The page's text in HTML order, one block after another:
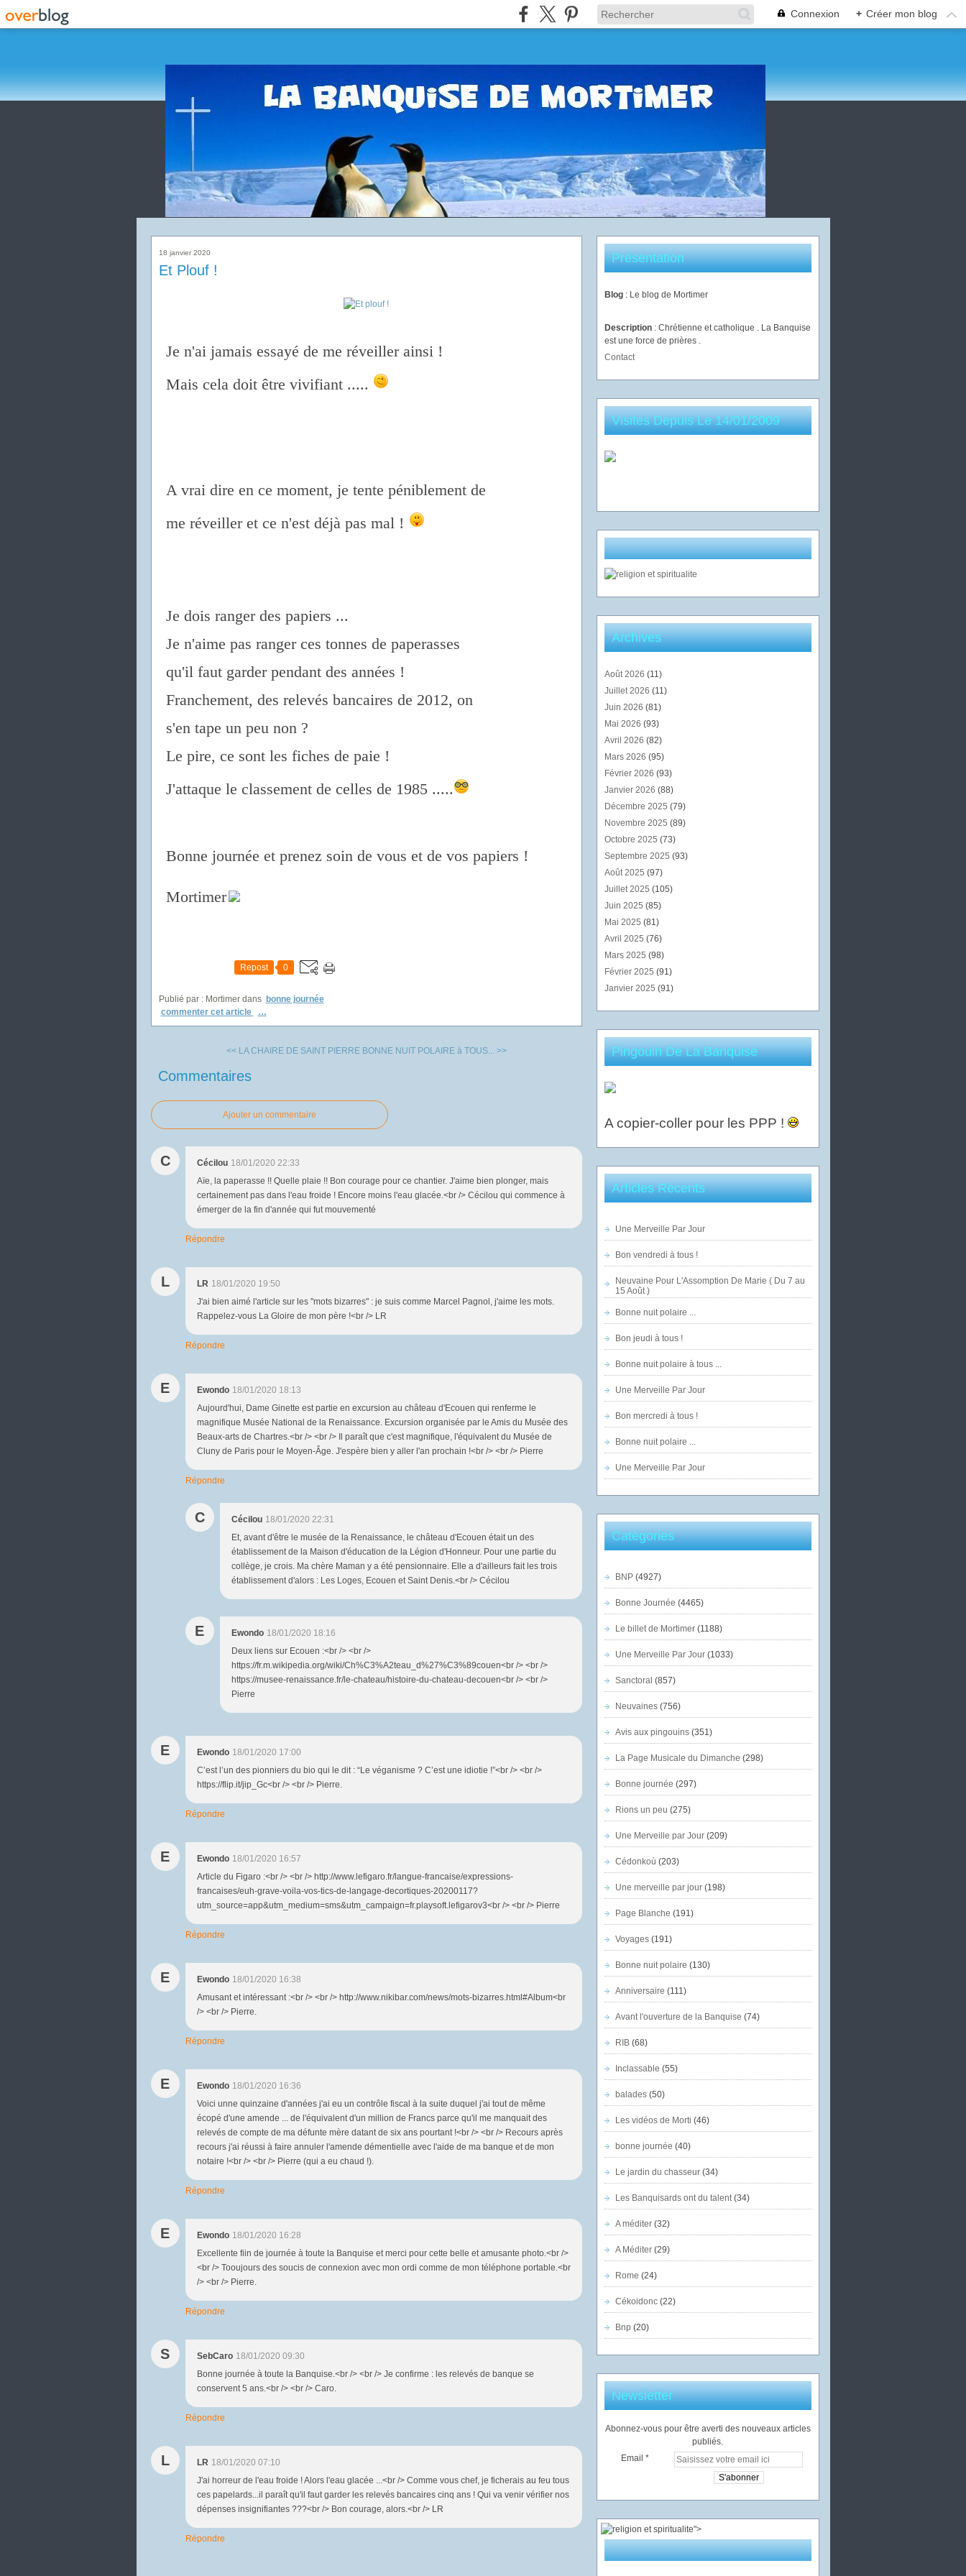
Connexion + Créer mon blog
18 janvier 2020
Et Plouf !
Je n'ai jamais essayé de me réveiller ainsi !
Mais cela doit être vivifiant .....
A vrai dire en ce moment, je tente péniblement de
me réveiller et ce n'est déjà pas mal !
Je dois ranger des papiers ...
Je n'aime pas ranger ces tonnes de paperasses
qu'il faut garder pendant des années !
Franchement, des relevés bancaires de 2012, on
s'en tape un peu non ?
Le pire, ce sont les fiches de paie !
J'attaque le classement de celles de 1985 .....
Bonne journée et prenez soin de vous et de vos papiers !
Mortimer
Repost 0
Publié par : Mortimer dans bonne journée
commenter cet article
…
<< LA CHAIRE DE SAINT PIERRE BONNE NUIT POLAIRE à TOUS... >>
Commentaires
Ajouter un commentaire
C Cécilou 18/01/2020 22:33
Aïe, la paperasse !! Quelle plaie !! Bon courage pour ce chantier. J'aime bien plonger, mais
certainement pas dans l'eau froide ! Encore moins l'eau glacée.<br /> Cécilou qui commence à
émerger de la fin d'année qui fut mouvementé
Répondre
L LR 18/01/2020 19:50
J'ai bien aimé l'article sur les "mots bizarres" : je suis comme Marcel Pagnol, j'aime les mots.
Rappelez-vous La Gloire de mon père !<br /> LR
Répondre
E Ewondo 18/01/2020 18:13
Aujourd'hui, Dame Ginette est partie en excursion au château d'Ecouen qui renferme le
magnifique Musée National de la Renaissance. Excursion organisée par le Amis du Musée des
Beaux-arts de Chartres.<br /> <br /> Il paraît que c'est magnifique, l'équivalent du Musée de
Cluny de Paris pour le Moyen-Âge. J'espère bien y aller l'an prochain !<br /> <br /> Pierre
Répondre
C Cécilou 18/01/2020 22:31
Et, avant d'être le musée de la Renaissance, le château d'Ecouen était un des
établissement de la Maison d'éducation de la Légion d'Honneur. Pour une partie du
collège, je crois. Ma chère Maman y a été pensionnaire. Elle a d'ailleurs fait les trois
établissement d'alors : Les Loges, Ecouen et Saint Denis.<br /> Cécilou
E Ewondo 18/01/2020 18:16
Deux liens sur Ecouen :<br /> <br />
https://fr.m.wikipedia.org/wiki/Ch%C3%A2teau_d%27%C3%89couen<br /> <br />
https://musee-renaissance.fr/le-chateau/histoire-du-chateau-decouen<br /> <br />
Pierre
E Ewondo 18/01/2020 17:00
C’est l’un des pionniers du bio qui le dit : “Le véganisme ? C’est une idiotie !”<br /> <br />
https://flip.it/jip_Gc<br /> <br /> Pierre.
Répondre
E Ewondo 18/01/2020 16:57
Article du Figaro :<br /> <br /> http://www.lefigaro.fr/langue-francaise/expressions-
francaises/euh-grave-voila-vos-tics-de-langage-decortiques-20200117?
utm_source=app&utm_medium=sms&utm_campaign=fr.playsoft.lefigarov3<br /> <br /> Pierre
Répondre
E Ewondo 18/01/2020 16:38
Amusant et intéressant :<br /> <br /> http://www.nikibar.com/news/mots-bizarres.html#Album<br
/> <br /> Pierre.
Répondre
E Ewondo 18/01/2020 16:36
Voici unne quinzaine d'années j'ai eu un contrôle fiscal à la suite duquel j'ai tout de même
écopé d'une amende ... de l'équivalent d'un million de Francs parce qu'il me manquait des
relevés de compte de ma défunte mère datant de six ans pourtant !<br /> <br /> Recours après
recours j'ai réussi à faire annuler l'amende démentielle avec l'aide de ma banque et de mon
notaire !<br /> <br /> Pierre (qui a eu chaud !).
Répondre
E Ewondo 18/01/2020 16:28
Excellente fiin de journée à toute la Banquise et merci pour cette belle et amusante photo.<br />
<br /> Tooujours des soucis de connexion avec mon ordi comme de mon téléphone portable.<br
/> <br /> Pierre.
Répondre
S SebCaro 18/01/2020 09:30
Bonne journée à toute la Banquise.<br /> <br /> Je confirme : les relevés de banque se
conservent 5 ans.<br /> <br /> Caro.
Répondre
L LR 18/01/2020 07:10
J'ai horreur de l'eau froide ! Alors l'eau glacée ...<br /> Comme vous chef, je ficherais au feu tous
ces papelards...il paraît qu'il faut garder les relevés bancaires cinq ans ! Qui va venir vérifier nos
dépenses insignifiantes ???<br /> Bon courage, alors.<br /> LR
Répondre
Présentation
Blog : Le blog de Mortimer
Description : Chrétienne et catholique . La Banquise
est une force de prières .
Contact
Visites Depuis Le 14/01/2009
Archives
Août 2026 (11)
Juillet 2026 (11)
Juin 2026 (81)
Mai 2026 (93)
Avril 2026 (82)
Mars 2026 (95)
Février 2026 (93)
Janvier 2026 (88)
Décembre 2025 (79)
Novembre 2025 (89)
Octobre 2025 (73)
Septembre 2025 (93)
Août 2025 (97)
Juillet 2025 (105)
Juin 2025 (85)
Mai 2025 (81)
Avril 2025 (76)
Mars 2025 (98)
Février 2025 (91)
Janvier 2025 (91)
Pingouin De La Banquise
A copier-coller pour les PPP !
Articles Récents
Une Merveille Par Jour
Bon vendredi à tous !
Neuvaine Pour L'Assomption De Marie ( Du 7 au
15 Août )
Bonne nuit polaire ...
Bon jeudi à tous !
Bonne nuit polaire à tous ...
Une Merveille Par Jour
Bon mercredi à tous !
Bonne nuit polaire ...
Une Merveille Par Jour
Catégories
BNP(4927)
Bonne Journée (4465)
Le billet de Mortimer(1188)
Une Merveille Par Jour(1033)
Sanctoral (857)
Neuvaines(756)
Avis aux pingouins(351)
La Page Musicale du Dimanche (298)
Bonne journée (297)
Rions un peu (275)
Une Merveille par Jour(209)
Cédonkoù (203)
Une merveille par jour(198)
Page Blanche (191)
Voyages(191)
Bonne nuit polaire (130)
Anniversaire (111)
Avant l'ouverture de la Banquise (74)
RIB(68)
Inclassable (55)
balades(50)
Les vidéos de Morti (46)
bonne journée (40)
Le jardin du chasseur(34)
Les Banquisards ont du talent(34)
A méditer(32)
A Méditer(29)
Rome (24)
Cékoidonc(22)
Bnp (20)
Newsletter
Abonnez-vous pour être averti des nouveaux articles
publiés.
Email
">